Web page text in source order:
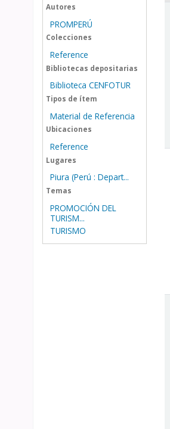
Autores
PROMPERÚ
Colecciones
Reference
Bibliotecas depositarias
Biblioteca CENFOTUR
Tipos de ítem
Material de Referencia
Ubicaciones
Reference
Lugares
Piura (Perú : Depart...
Temas
PROMOCIÓN DEL
TURISM...
TURISMO